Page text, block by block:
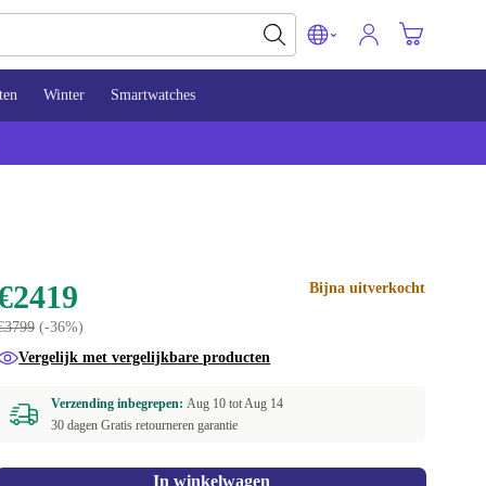
Winter Smartwatches
(-36%)
Bijna uitverkocht
Vergelijk met vergelijkbare producten
Verzending inbegrepen:Aug 10 totAug 14
30 dagen Gratis retourneren garantie
In winkelwagen